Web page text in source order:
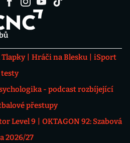
Tlapky Hráči na Blesku
iSport
- podcast rozbíjející
přestupy
Level 9
OKTAGON 92: Szabová
2026/27